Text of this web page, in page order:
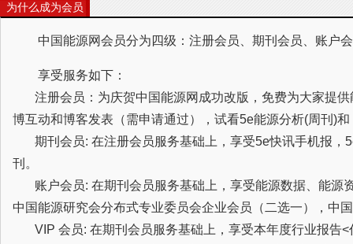
为什么成为会员
中国能源网会员分为四级：注册会员、期刊会员、账户
享受服务如下：
注册会员：为庆贺中国能源网成功改版，免费为大家提供
博互动和博客发表（需申请通过），试看5e能源分析(周刊)
期刊会员: 在注册会员服务基础上，享受5e快讯手机报，
刊。
账户会员: 在期刊会员服务基础上，享受能源数据、能源
中国能源研究会分布式专业委员会企业会员（二选一），中
VIP 会员: 在期刊会员服务基础上，享受本年度行业报告<